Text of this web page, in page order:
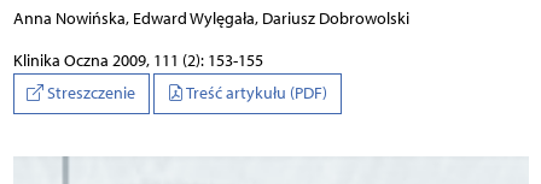
Anna Nowińska, Edward Wylęgała, Dariusz Dobrowolski
Klinika Oczna 2009, 111 (2): 153-155
Streszczenie
Treść artykułu (PDF)